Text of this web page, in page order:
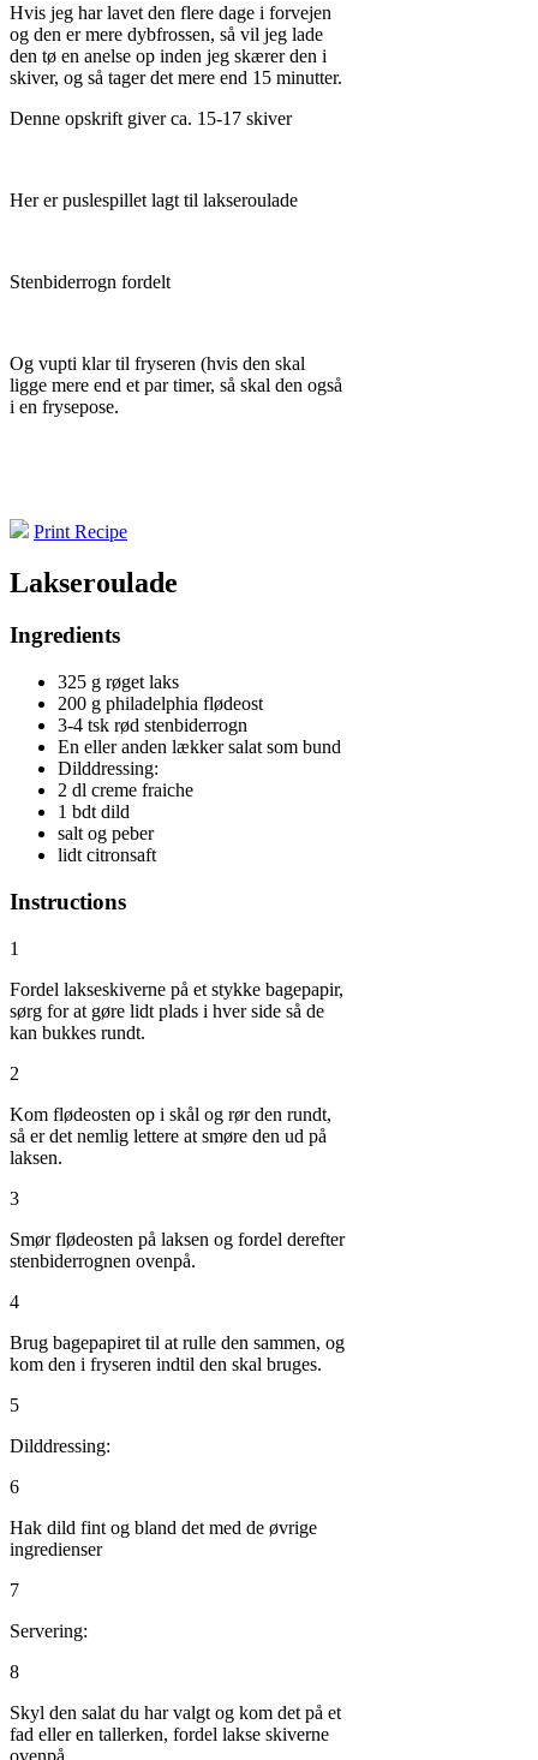
Hvis jeg har lavet den flere dage i forvejen
og den er mere dybfrossen, så vil jeg lade
den tø en anelse op inden jeg skærer den i
skiver, og så tager det mere end 15 minutter.
Denne opskrift giver ca. 15-17 skiver
Her er puslespillet lagt til lakseroulade
Stenbiderrogn fordelt
Og vupti klar til fryseren (hvis den skal
ligge mere end et par timer, så skal den også
i en frysepose.
Print Recipe
Lakseroulade
Ingredients
325 g røget laks
200 g philadelphia flødeost
3-4 tsk rød stenbiderrogn
En eller anden lækker salat som bund
Dilddressing:
2 dl creme fraiche
1 bdt dild
salt og peber
lidt citronsaft
Instructions
1
Fordel lakseskiverne på et stykke bagepapir,
sørg for at gøre lidt plads i hver side så de
kan bukkes rundt.
2
Kom flødeosten op i skål og rør den rundt,
så er det nemlig lettere at smøre den ud på
laksen.
3
Smør flødeosten på laksen og fordel derefter
stenbiderrognen ovenpå.
4
Brug bagepapiret til at rulle den sammen, og
kom den i fryseren indtil den skal bruges.
5
Dilddressing:
6
Hak dild fint og bland det med de øvrige
ingredienser
7
Servering:
8
Skyl den salat du har valgt og kom det på et
fad eller en tallerken, fordel lakse skiverne
ovenpå.